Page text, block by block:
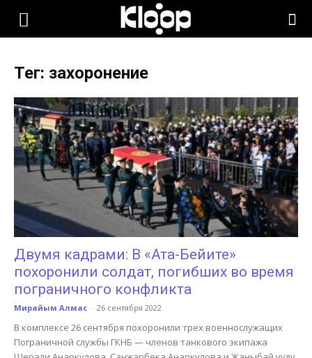
KLOOP.KG
Новости
Кыргызстана
Тег: захоронение
Двумя кадрами: В «Ата-Бейите»
похоронили солдат, погибших во время
пограничного конфликта
Мирайым Алмас - 26 сентября 2022
В комплексе 26 сентября похоронили трех военнослужащих
Пограничной службы ГКНБ — членов танкового экипажа